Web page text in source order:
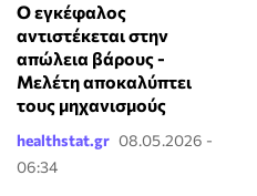
Ο εγκέφαλος
αντιστέκεται στην
απώλεια βάρους -
Μελέτη αποκαλύπτει
τους μηχανισμούς
healthstat.gr 08.05.2026 -
06:34